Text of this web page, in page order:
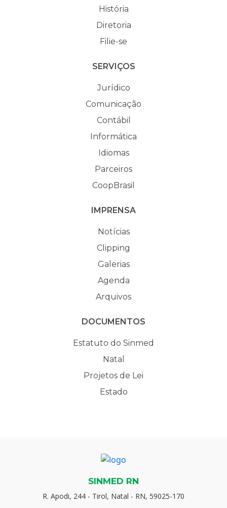
História
Diretoria
Filie-se
SERVIÇOS
Jurídico
Comunicação
Contábil
Informática
Idiomas
Parceiros
CoopBrasil
IMPRENSA
Notícias
Clipping
Galerias
Agenda
Arquivos
DOCUMENTOS
Estatuto do Sinmed
Natal
Projetos de Lei
Estado
SINMED RN
R. Apodi, 244 - Tirol, Natal - RN, 59025-170